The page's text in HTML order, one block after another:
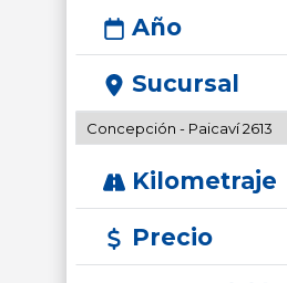
Año
Sucursal
Kilometraje
Precio